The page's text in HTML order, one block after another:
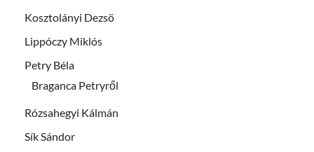
Kosztolányi Dezsö
Lippóczy Miklós
Petry Béla
Braganca Petryről
Rózsahegyi Kálmán
Sík Sándor